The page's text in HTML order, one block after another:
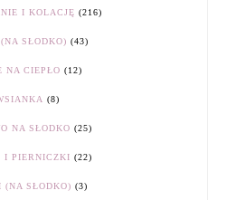
I KOLACJĘ (216)
SŁODKO) (43)
NA CIEPŁO (12)
(8)
NA SŁODKO (25)
I PIERNICZKI (22)
(NA SŁODKO) (3)